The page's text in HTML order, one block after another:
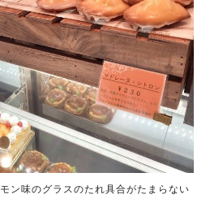
ン味のグラスのたれ具合がたまらない